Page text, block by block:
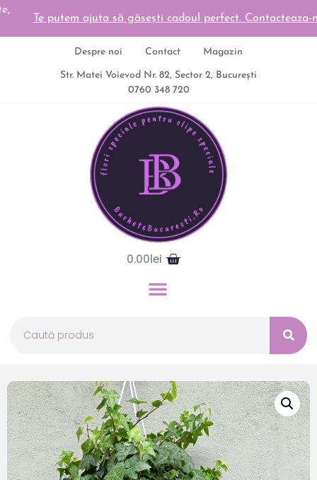
Te putem ajuta să găsești cadoul perfect. Contacteaza-ne
Despre noi Contact Magazin
Str. Matei Voievod Nr. 82, Sector 2, București
0760 348 720
0.00lei